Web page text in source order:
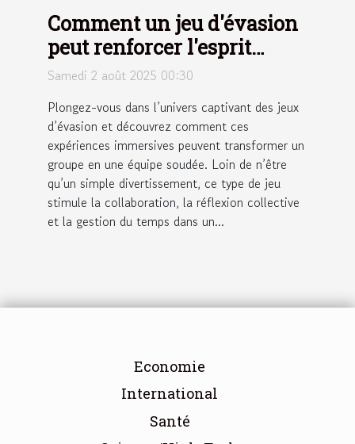
Comment un jeu d'évasion
peut renforcer l'esprit
d'équipe ?
Samedi 2 août 2025 00:30
Plongez-vous dans l’univers captivant des jeux
d’évasion et découvrez comment ces
expériences immersives peuvent transformer un
groupe en une équipe soudée. Loin de n’être
qu’un simple divertissement, ce type de jeu
stimule la collaboration, la réflexion collective
et la gestion du temps dans un...
Economie
International
Santé